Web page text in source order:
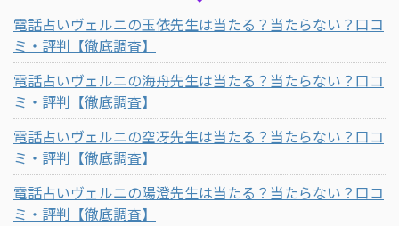
電話占いヴェルニの玉依先生は当たる？当たらない？口コ
ミ・評判【徹底調査】
電話占いヴェルニの海舟先生は当たる？当たらない？口コ
ミ・評判【徹底調査】
電話占いヴェルニの空冴先生は当たる？当たらない？口コ
ミ・評判【徹底調査】
電話占いヴェルニの陽澄先生は当たる？当たらない？口コ
ミ・評判【徹底調査】